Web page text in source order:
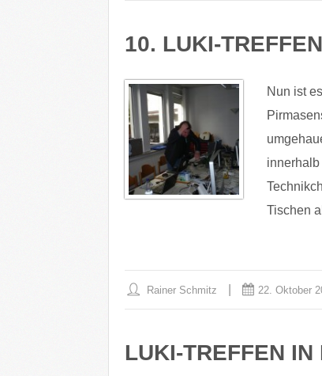
10. LUKI-
Nun ist
Tischen
Rainer Schmitz 22. Oktober
LUKI-TREFFEN IN